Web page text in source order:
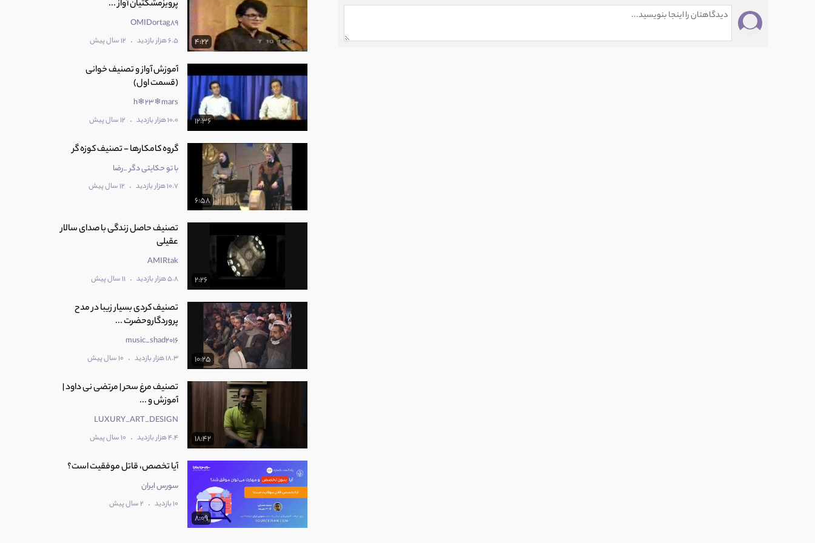
4:22
پرویزمشکتیان آواز ...
OMIDortag89
6.5 هزار بازدید . 12 سال پیش
12:36
آموزش آواز و تصنیف خوانی
(قسمت اول)
h❄23❄mars
10.0 هزار بازدید . 12 سال پیش
6:58
گروه کامکارها - تصنیف کوزه گر
با تو حکایتی دگر _رضا
10.7 هزار بازدید . 12 سال پیش
2:26
تصنیف حاصل زندگی با صدای سالار
عقیلی
AMIRtak
5.8 هزار بازدید . 11 سال پیش
10:25
تصنیف کردی بسیار زیبا در مدح
پروردگاروحضرت ...
music_shad2016
18.3 هزار بازدید . 10 سال پیش
18:42
تصنیف مرغ سحر | مرتضی نی داود |
آموزش و ...
LUXURY_ART_DESIGN
4.4 هزار بازدید . 10 سال پیش
8:09
آیا تخصص، قاتل موفقیت است؟
سورس ایران
10 بازدید . 2 سال پیش